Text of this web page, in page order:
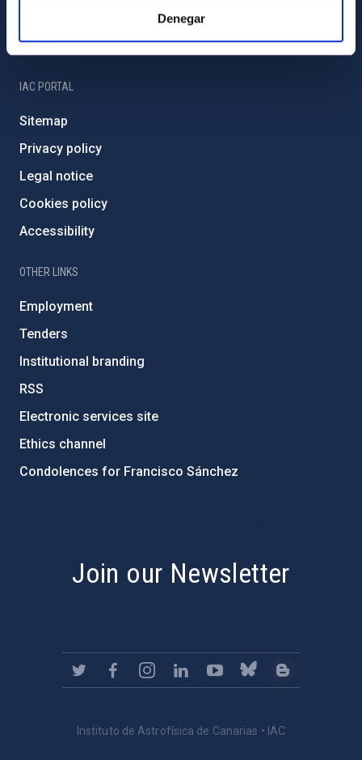
Denegar
Severo Ochoa Programme
IAC Friends
IAC PORTAL
Sitemap
Privacy policy
Legal notice
Cookies policy
Accessibility
OTHER LINKS
Employment
Tenders
Institutional branding
RSS
Electronic services site
Ethics channel
Condolences for Francisco Sánchez
Join our Newsletter
Instituto de Astrofísica de Canarias • IAC